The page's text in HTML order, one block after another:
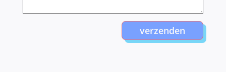
verzenden